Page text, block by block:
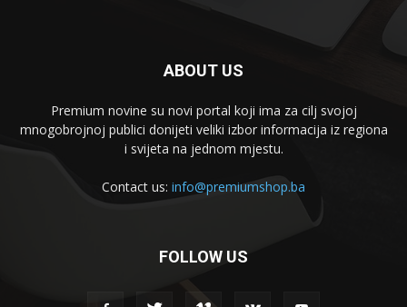
ABOUT US
Premium novine su novi portal koji ima za cilj svojoj
mnogobrojnoj publici donijeti veliki izbor informacija iz regiona
i svijeta na jednom mjestu.
Contact us: info@premiumshop.ba
FOLLOW US